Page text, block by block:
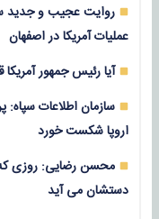
روایت عجیب و جدید
عملیات آمریکا در اصفهان
آیا رئیس جمهور
سازمان اطلاعات
اروپا شکست خورد
دستشان می آید